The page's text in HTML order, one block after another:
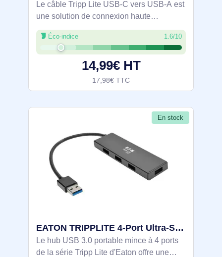
Le câble Tripp Lite USB-C vers USB-A est
une solution de connexion haute
performance conçue pour répondre aux
besoins des utilisateurs de technologies
modernes. Avec une norme USB 3.2 Gen
Éco-indice 1.6/10
14,99€ HT
17,98€ TTC
En stock
EATON TRIPPLITE 4-Port Ultra-Slim Portable USB 3.0 - U360-004-SLIM
Le hub USB 3.0 portable mince à 4 ports
de la série Tripp Lite d'Eaton offre une